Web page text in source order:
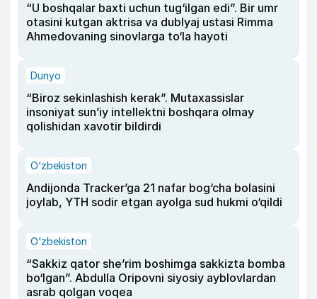
“U boshqalar baxti uchun tug‘ilgan edi”. Bir umr
otasini kutgan aktrisa va dublyaj ustasi Rimma
Ahmedovaning sinovlarga to‘la hayoti
Dunyo
“Biroz sekinlashish kerak”. Mutaxassislar
insoniyat sun’iy intellektni boshqara olmay
qolishidan xavotir bildirdi
O‘zbekiston
Andijonda Tracker’ga 21 nafar bog‘cha bolasini
joylab, YTH sodir etgan ayolga sud hukmi o‘qildi
O‘zbekiston
“Sakkiz qator she’rim boshimga sakkizta bomba
bo‘lgan”. Abdulla Oripovni siyosiy ayblovlardan
asrab qolgan voqea